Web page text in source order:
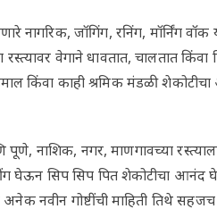
जॉगिंग, रनिंग, मॉर्निंग वॉक
रस्त्यावर वेगाने धावतात, चालतात
हमाल किंवा काही श्रमिक मंडळी
नाशिक, नगर, माणगावच्या
घेऊन सिप सिप पित शेकोटीचा
अनेक नवीन गोष्टींची माहिती तिथे